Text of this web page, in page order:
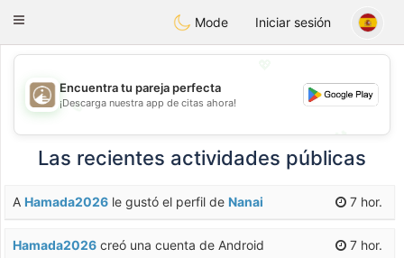
B ahebik
Toggle
Mode Iniciar sesión
💖
💕
💕
Encuentra tu pareja perfecta
¡Descarga nuestra app de citas ahora!
Las recientes actividades públicas
7 hor.
A Hamada2026 le gustó el perfil de Nanai
7 hor.
Hamada2026 creó una cuenta de Android